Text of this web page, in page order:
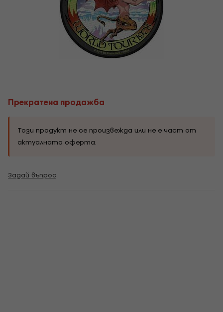
Прекратена продажба
Този продукт не се произвежда или не е част от
актуалната оферта.
Задай въпрос